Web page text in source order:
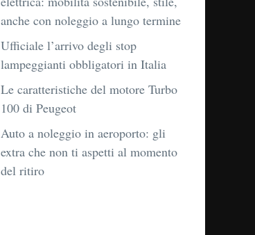
anche con noleggio a lungo termine
Ufficiale l’arrivo degli stop
lampeggianti obbligatori in Italia
Le caratteristiche del motore Turbo
100 di Peugeot
Auto a noleggio in aeroporto: gli
extra che non ti aspetti al momento
del ritiro